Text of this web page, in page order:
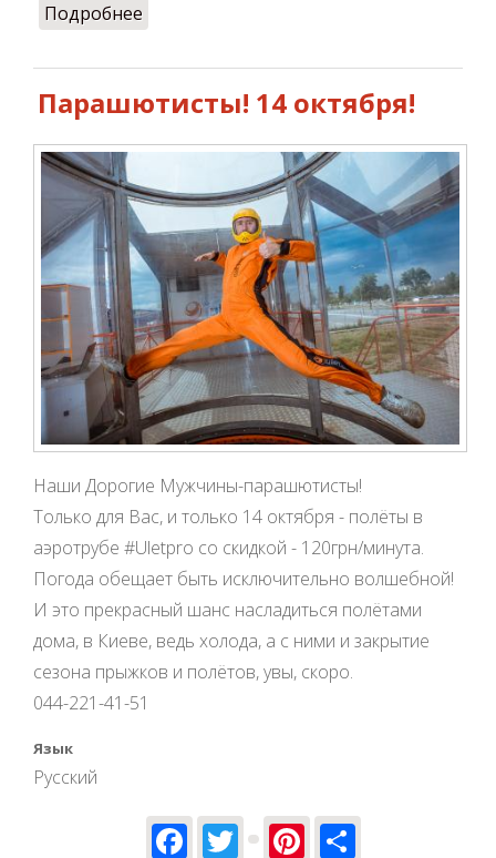
Подробнее
Парашютисты! 14 октября!
Наши Дорогие Мужчины-парашютисты!
Только для Вас, и только 14 октября - полёты в
аэротрубе #Uletpro со скидкой - 120грн/минута.
Погода обещает быть исключительно волшебной!
И это прекрасный шанс насладиться полётами
дома, в Киеве, ведь холода, а с ними и закрытие
сезона прыжков и полётов, увы, скоро.
044-221-41-51
Язык
Русский
Facebook
TwitterPinterest